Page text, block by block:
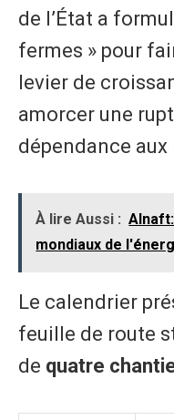
de l’État a
fermes » pour
levier de
amorcer une
dépendance
À lire Aussi :
mondiaux de
Le calendrier
feuille de route
de quatre